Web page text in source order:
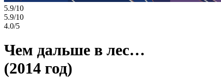
5.9/10
5.9/10
4.0/5
Чем дальше в лес…
(2014 год)